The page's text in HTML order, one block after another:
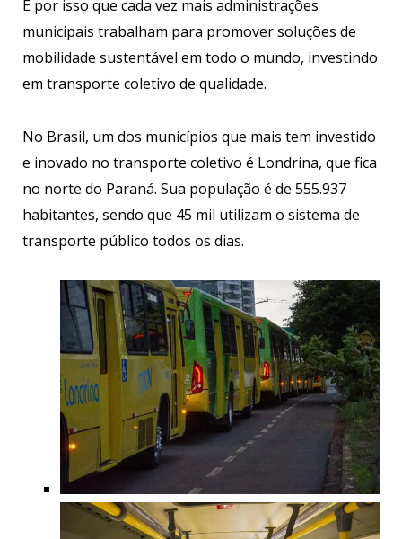
É por isso que cada vez mais administrações
municipais trabalham para promover soluções de
mobilidade sustentável em todo o mundo, investindo
em transporte coletivo de qualidade.
No Brasil, um dos municípios que mais tem investido
e inovado no transporte coletivo é Londrina, que fica
no norte do Paraná. Sua população é de 555.937
habitantes, sendo que 45 mil utilizam o sistema de
transporte público todos os dias.